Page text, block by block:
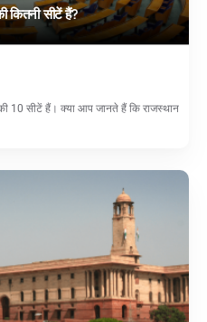
कितनी सीटें हैं?
10 सीटें हैं। क्या आप जानते हैं कि राजस्थान